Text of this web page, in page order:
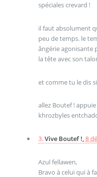
spéciales crevard !
il faut absolument
peu de temps. le
ângérie agonisante
la tête avec son
et comme tu le dis
allez Boutef !
khrozbyles
3.Vive Boutef !,8
Azul fellawen,
Bravo à celui qui à